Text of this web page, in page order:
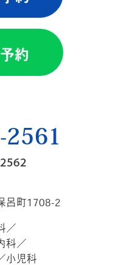
約
呂町1708-2
／
科／
小児科